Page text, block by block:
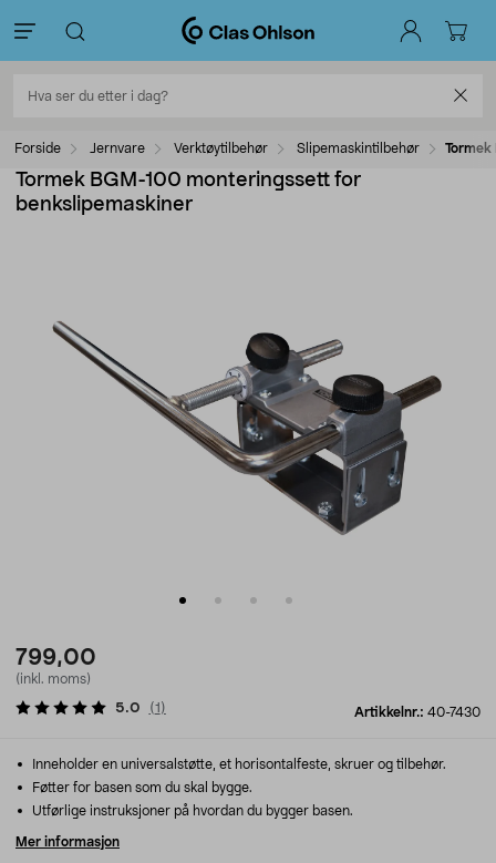
Forside Jernvare Verktøytilbehør Slipemaskintilbehør
Tormek BGM-100 monteringssett for
benkslipemaskiner
799,00
(inkl. moms)
Artikkelnr.: 40-7430
5.0 (1 )
Inneholder en universalstøtte, et horisontalfeste, skruer og tilbehør.
Føtter for basen som du skal bygge.
Utførlige instruksjoner på hvordan du bygger basen.
Mer informasjon